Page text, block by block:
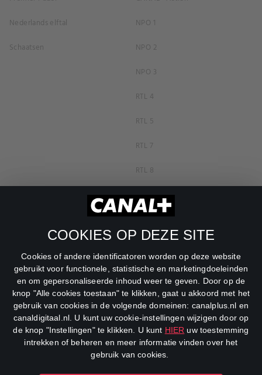
COOKIES OP DEZE SITE
Cookies of andere identificatoren worden op deze website
gebruikt voor functionele, statistische en marketingdoeleinden
en om gepersonaliseerde inhoud weer te geven. Door op de
knop "Alle cookies toestaan" te klikken, gaat u akkoord met het
gebruik van cookies in de volgende domeinen: canalplus.nl en
canaldigitaal.nl. U kunt uw cookie-instellingen wijzigen door op
de knop "Instellingen" te klikken. U kunt HIER uw toestemming
intrekken of beheren en meer informatie vinden over het
gebruik van cookies.
Nederlands elftal
Schaatsen
NPO 1
NPO 2
NPO 3
RTL 4
RTL 5
RTL 7
RTL 8
RTL Z
SBS6
Veronica
DreamWorks Channel